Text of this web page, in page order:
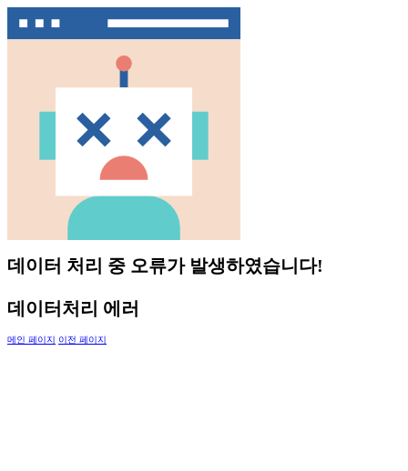
데이터 처리 중 오류가 발생하였습니다!
데이터처리 에러
메인 페이지 이전 페이지